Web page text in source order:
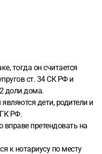
тогда он считается
ст. 34 СК РФ и
доли дома.
дети, родители и
ГК РФ.
претендовать на
к нотариусу по месту